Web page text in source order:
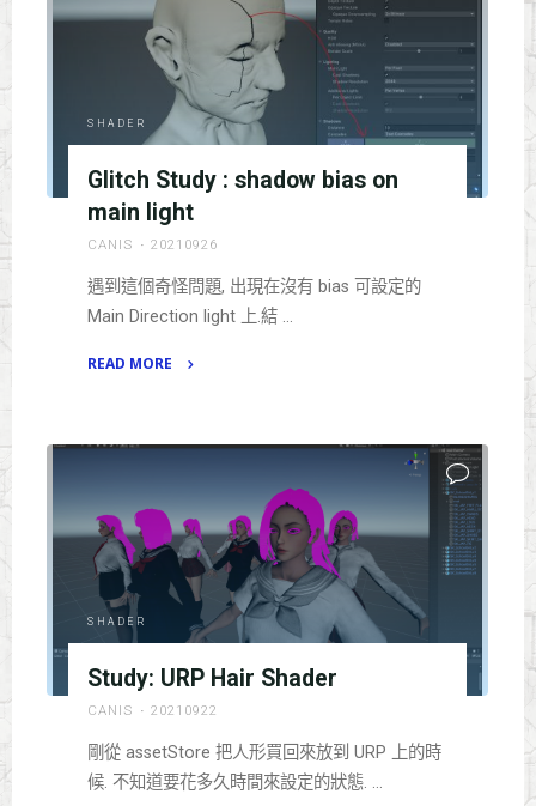
SHADER
Glitch Study : shadow bias on
main light
CANIS 20210926
遇到這個奇怪問題, 出現在沒有 bias 可設定的
Main Direction light 上.結 …
READ MORE
:
on
main
light"
SHADER
Study: URP Hair Shader
CANIS 20210922
剛從 assetStore 把人形買回來放到 URP 上的時
候. 不知道要花多久時間來設定的狀態. …